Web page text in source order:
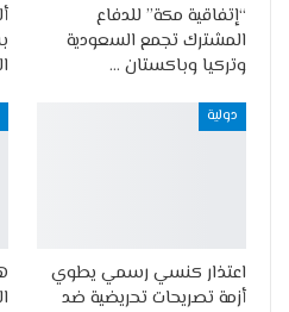
“إتفاقية مكة” للدفاع
المشترك تجمع السعودية
وتركيا وباكستان …
دولية
اعتذار كنسي رسمي يطوي
أزمة تصريحات تحريضية ضد